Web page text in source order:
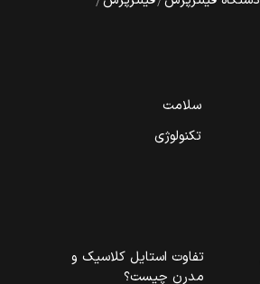
سلامت
تکنولوژی
تفاوت استایل کلاسیک و
مدرن چیست؟